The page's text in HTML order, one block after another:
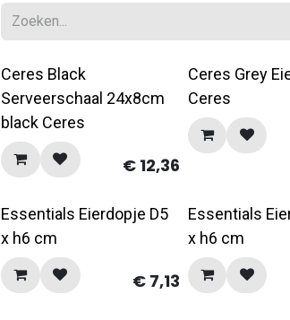
Ceres Black
Serveerschaal 24x8cm
black Ceres
€ 12,36
Ceres Grey
Ceres
Essentials Eierdopje D5
x h6 cm
€ 7,13
Essentials
x h6 cm